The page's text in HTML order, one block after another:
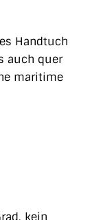
Handtuch
auch quer
maritime
kein